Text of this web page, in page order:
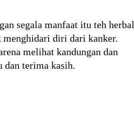
segala manfaat itu teh herbal
diri dari kanker.
melihat kandungan dan
dan terima kasih.